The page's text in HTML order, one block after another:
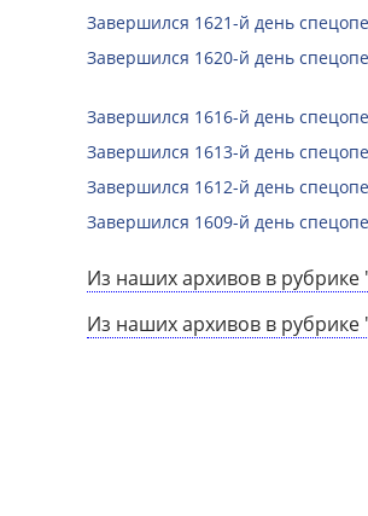
Завершился 1621-й день
Завершился 1620-й день
Завершился 1616-й день
Завершился 1613-й день
Завершился 1612-й день
Завершился 1609-й день
Из наших архивов в рубрике
Из наших архивов в